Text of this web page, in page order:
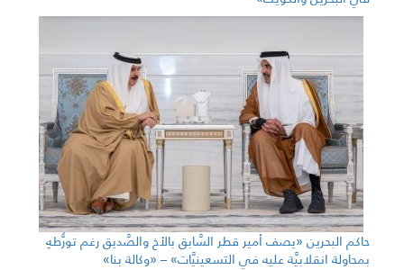
حاكم البحرين «يصف أمير قطر السَّابق بالأخ والصَّديق رغم تورُّطهِ
بمحاولة انقلابيَّة عليه في التسعينيَّات» – «وكالة بنا»